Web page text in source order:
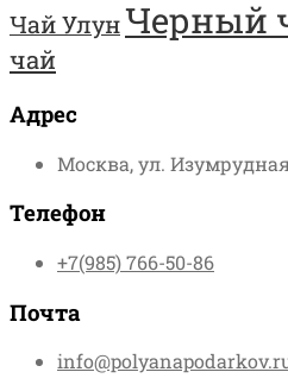
Чай УлунЧерный
чай
Адрес
Москва, ул.
Телефон
+7(985) 766-50-86
Почта